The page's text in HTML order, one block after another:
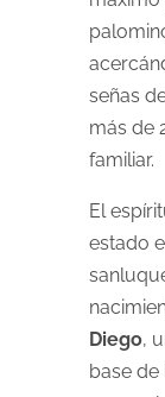
señas
más de
familiar.
El
estado
Diego,
base de